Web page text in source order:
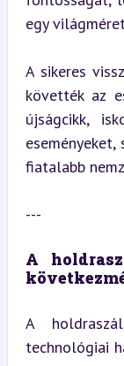
egy
A sikeres
követték az
újságcikk,
fiatalabb
---
A
A
technológiai